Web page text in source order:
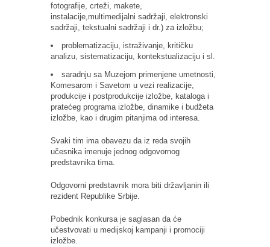
fotografije, crteži, makete,
instalacije,multimedijalni sadržaji, elektronski
sadržaji, tekstualni sadržaji i dr.) za izložbu;
problematizaciju, istraživanje, kritičku
analizu, sistematizaciju, kontekstualizaciju i sl.
saradnju sa Muzejom primenjene umetnosti,
Komesarom i Savetom u vezi realizacije,
produkcije i postprodukcije izložbe, kataloga i
pratećeg programa izložbe, dinamike i budžeta
izložbe, kao i drugim pitanjima od interesa.
Svaki tim ima obavezu da iz reda svojih
učesnika imenuje jednog odgovornog
predstavnika tima.
Odgovorni predstavnik mora biti državljanin ili
rezident Republike Srbije.
Pobednik konkursa je saglasan da će
učestvovati u medijskoj kampanji i promociji
izložbe.